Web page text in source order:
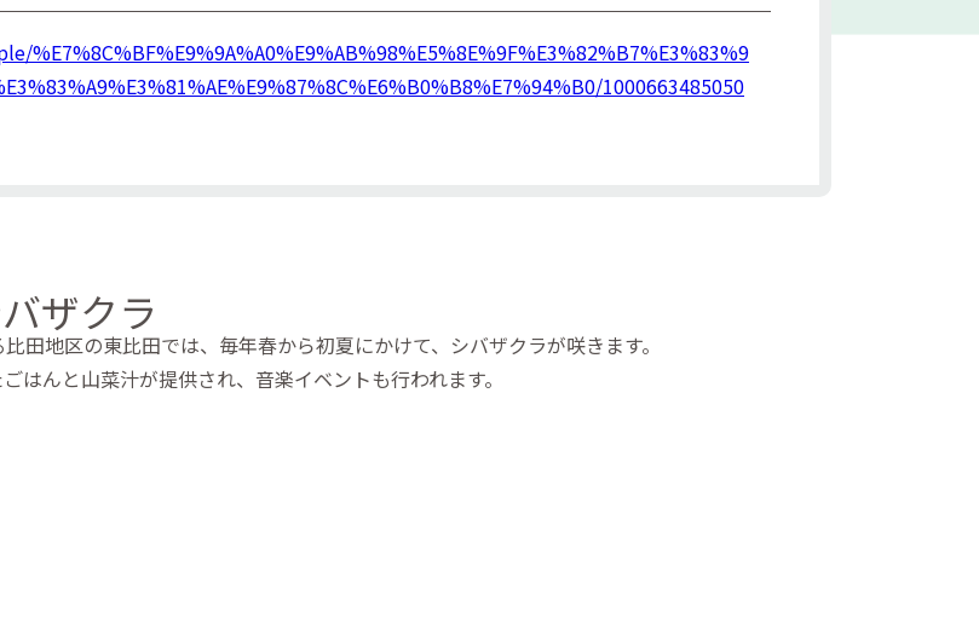
%E7%8C%BF%E9%9A%A0%E9%AB%98%E5%8E%9F%E3%82%B7%E3%83%9
1000663485050
ザクラ
田地区の東比田では、毎年春から初夏にかけて、シバザクラが咲きます。
んと山菜汁が提供され、音楽イベントも行われます。